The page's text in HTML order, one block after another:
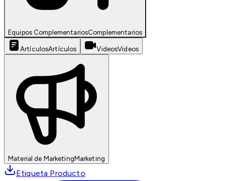
Equipos ComplementariosComplementarios
ArtículosArtículos VideosVideos
Material de MarketingMarketing
Etiqueta Producto